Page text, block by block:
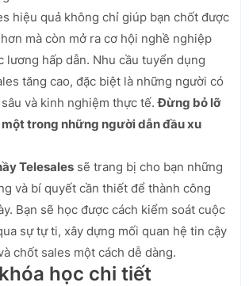
hiệu quả không chỉ giúp bạn chốt được
mà còn mở ra cơ hội nghề nghiệp
lương hấp dẫn. Nhu cầu tuyển dụng
tăng cao, đặc biệt là những người có
và kinh nghiệm thực tế.Đừng bỏ lỡ
trong những người dẫn đầu xu
Telesales sẽ trang bị cho bạn những
và bí quyết cần thiết để thành công
Bạn sẽ học được cách kiểm soát cuộc
sự tự ti, xây dựng mối quan hệ tin cậy
chốt sales một cách dễ dàng.
học chi tiết